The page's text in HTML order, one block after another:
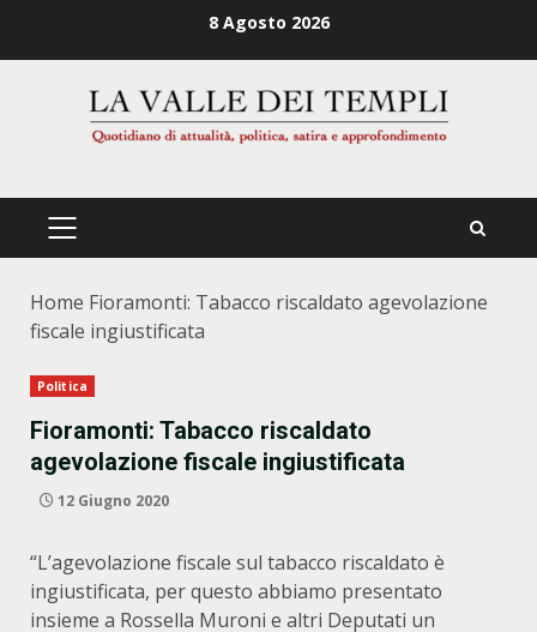
8 Agosto 2026
PRIMÄRES
Home Fioramonti: Tabacco riscaldato agevolazione
fiscale ingiustificata
Politica
Fioramonti: Tabacco riscaldato
agevolazione fiscale ingiustificata
12 Giugno 2020
“L’agevolazione fiscale sul tabacco riscaldato è
ingiustificata, per questo abbiamo presentato
insieme a Rossella Muroni e altri Deputati un